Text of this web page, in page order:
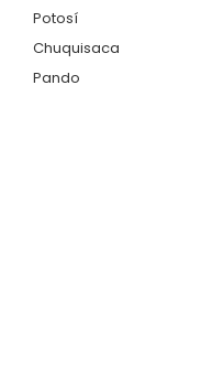
Potosí
Chuquisaca
Pando